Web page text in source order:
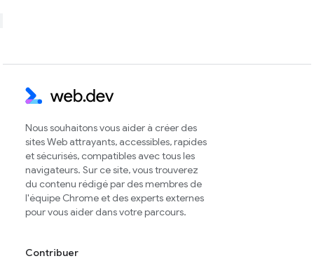
Nous souhaitons vous aider à créer des
sites Web attrayants, accessibles, rapides
et sécurisés, compatibles avec tous les
navigateurs. Sur ce site, vous trouverez
du contenu rédigé par des membres de
l'équipe Chrome et des experts externes
pour vous aider dans votre parcours.
Contribuer